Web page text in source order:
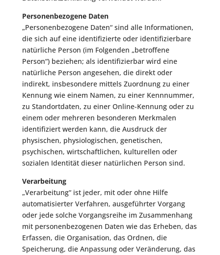
Personenbezogene Daten
„Personenbezogene Daten“ sind alle Informationen,
die sich auf eine identifizierte oder identifizierbare
natürliche Person (im Folgenden „betroffene
Person“) beziehen; als identifizierbar wird eine
natürliche Person angesehen, die direkt oder
indirekt, insbesondere mittels Zuordnung zu einer
Kennung wie einem Namen, zu einer Kennnummer,
zu Standortdaten, zu einer Online-Kennung oder zu
einem oder mehreren besonderen Merkmalen
identifiziert werden kann, die Ausdruck der
physischen, physiologischen, genetischen,
psychischen, wirtschaftlichen, kulturellen oder
sozialen Identität dieser natürlichen Person sind.
Verarbeitung
„Verarbeitung“ ist jeder, mit oder ohne Hilfe
automatisierter Verfahren, ausgeführter Vorgang
oder jede solche Vorgangsreihe im Zusammenhang
mit personenbezogenen Daten wie das Erheben, das
Erfassen, die Organisation, das Ordnen, die
Speicherung, die Anpassung oder Veränderung, das